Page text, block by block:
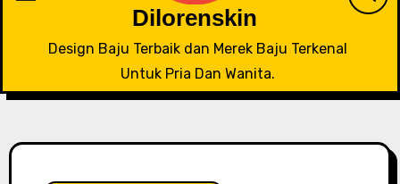
Dilorenskin
Design Baju Terbaik dan Merek Baju Terkenal
Untuk Pria Dan Wanita.